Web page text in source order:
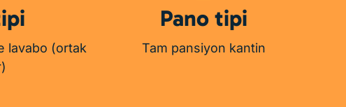
lavabo (ortak
Pano tipi
Tam pansiyon kantin